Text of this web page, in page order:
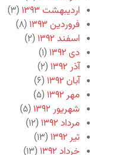
اردیبهشت ۱۳۹۳
(۳)
فروردین ۱۳۹۳
(۸)
اسفند ۱۳۹۲
(۲)
دی ۱۳۹۲
(۱)
آذر ۱۳۹۲
(۲)
آبان ۱۳۹۲
(۶)
مهر ۱۳۹۲
(۵)
شهریور ۱۳۹۲
(۵)
مرداد ۱۳۹۲
(۱۲)
تیر ۱۳۹۲
(۱۳)
خرداد ۱۳۹۲
(۱۳)